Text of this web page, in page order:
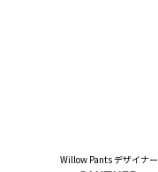
Willow Pants デザイナー